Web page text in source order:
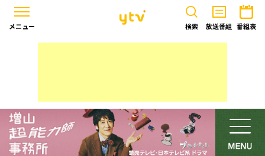
検索 放送番組 番組表
メニュー